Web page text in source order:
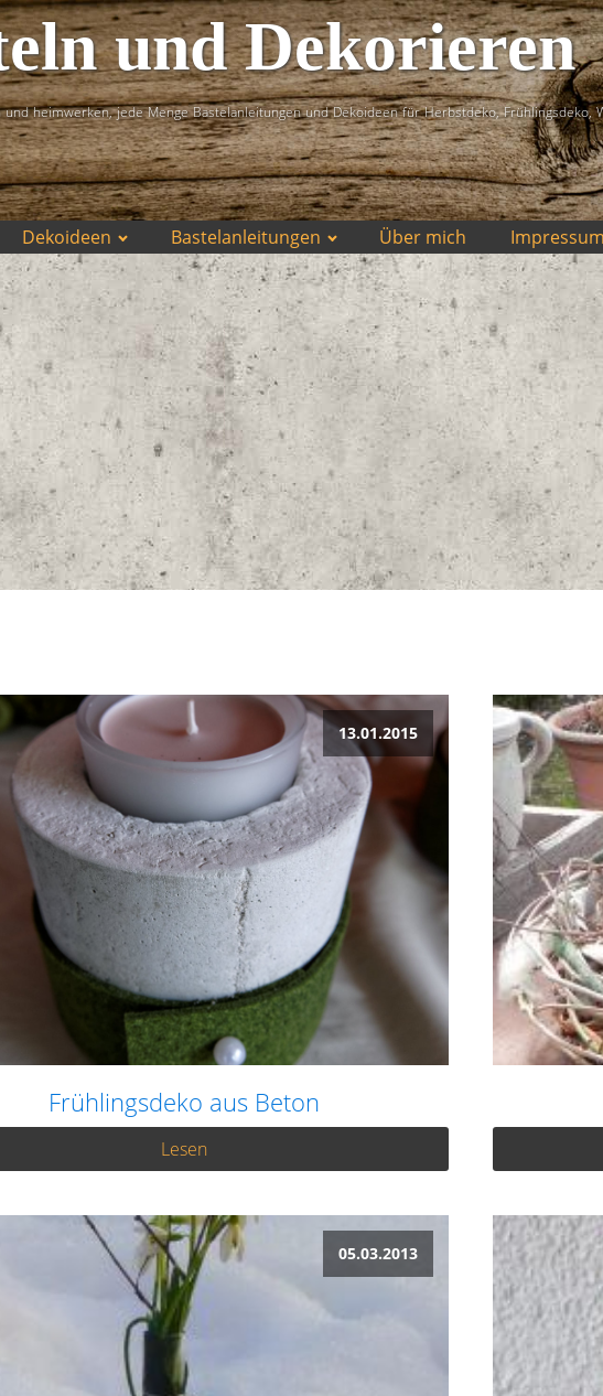
und Dekorieren
heimwerken, jede Menge Bastelanleitungen und Dekoideen für Herbstdeko, Frühlingsdeko,
Dekoideen Bastelanleitungen Über mich
13.01.2015
Frühlingsdeko aus Beton
Lesen
05.03.2013